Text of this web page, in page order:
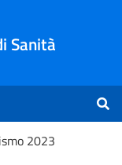
Sanità
2023